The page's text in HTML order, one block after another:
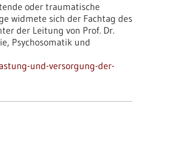
oder traumatische
widmete sich der Fachtag des
der Leitung von Prof. Dr.
Psychosomatik und
und-versorgung-der-